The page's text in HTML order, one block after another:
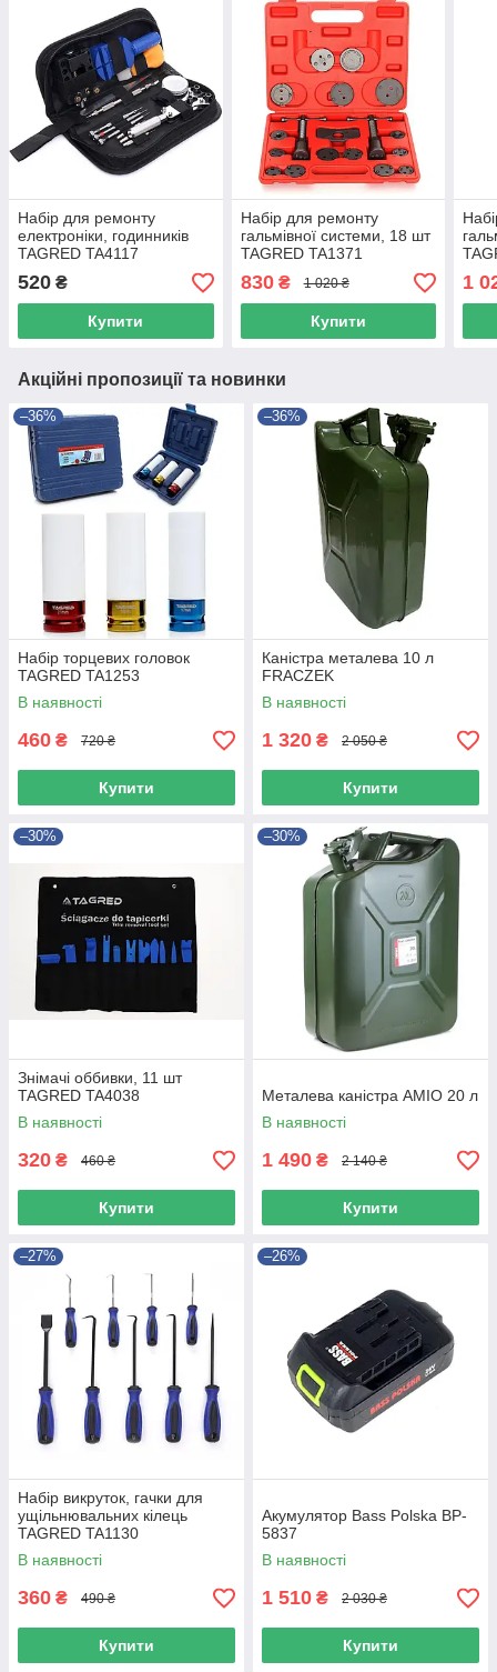
Набір для ремонту
електроніки, годинників
TAGRED TA4117
520 ₴
Купити
Набір для ремонту
гальмівної системи, 18 шт
TAGRED TA1371
830₴ 1 020 ₴
Купити
1
Акційні пропозиції та новинки
–36%
Набір торцевих головок
TAGRED TA1253
В наявності
460 ₴ 720 ₴
Купити
–36%
Каністра металева 10 л
FRACZEK
В наявності
1 320 ₴ 2 050 ₴
Купити
–30%
Знімачі оббивки, 11 шт
TAGRED TA4038
В наявності
320 ₴ 460 ₴
Купити
–30%
Металева каністра AMIO 20 л
В наявності
1 490 ₴ 2 140 ₴
Купити
–27%
Набір викруток, гачки для
ущільнювальних кілець
TAGRED TA1130
В наявності
360 ₴ 490 ₴
Купити
–26%
Акумулятор Bass Polska BP-
5837
В наявності
1 510 ₴ 2 030 ₴
Купити